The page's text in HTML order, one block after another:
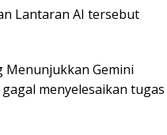
Lantaran AI tersebut
Menunjukkan Gemini
menyelesaikan tugas